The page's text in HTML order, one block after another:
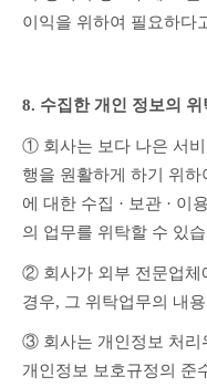
이익을 위하여 필요하다
8. 수집한 개인 정보의 위
① 회사는 보다 나은 서
행을 원활하게 하기 위
에 대한 수집 · 보관 · 이
의 업무를 위탁할 수 있
② 회사가 외부 전문업체
경우, 그 위탁업무의 내
③ 회사는 개인정보 처리
개인정보 보호규정의 준